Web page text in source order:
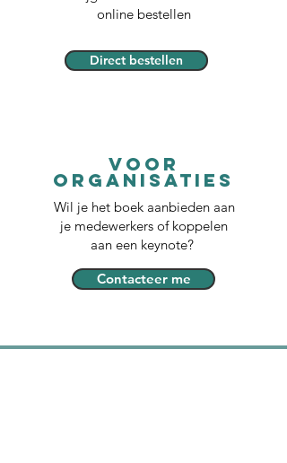
online bestellen
Direct bestellen
voor
organisaties
Wil je het boek aanbieden aan
je medewerkers of koppelen
aan een keynote?
Contacteer me